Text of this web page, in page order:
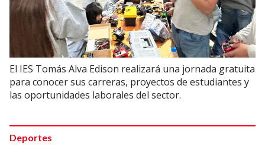
El IES Tomás Alva Edison realizará una jornada gratuita
para conocer sus carreras, proyectos de estudiantes y
las oportunidades laborales del sector.
Deportes